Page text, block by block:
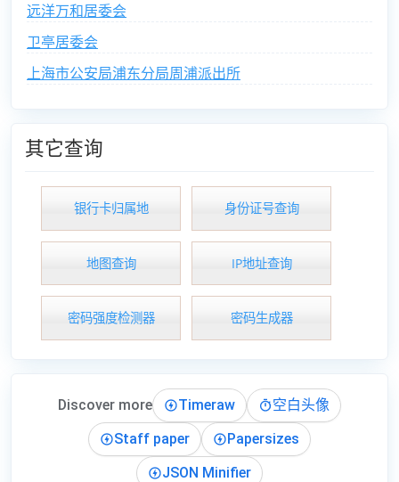
远洋万和居委会
卫亭居委会
上海市公安局浦东分局周浦派出所
其它查询
银行卡归属地 身份证号查询
地图查询 IP地址查询
密码强度检测器 密码生成器
Discover more Timeraw
空白头像
Staff paper
Papersizes
JSON Minifier